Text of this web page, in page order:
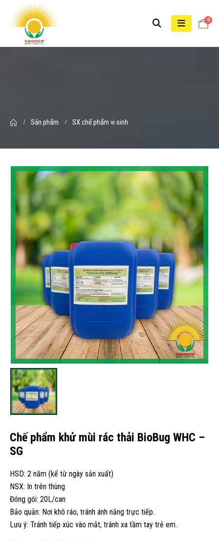
0
Sản phẩm SX chế phẩm vi sinh
Chế phẩm khử mùi rác thải BioBug WHC –
SG
HSD: 2 năm (kể từ ngày sản xuất)
NSX: In trên thùng
Đóng gói: 20L/can
Bảo quản: Nơi khô ráo, tránh ánh nắng trực tiếp.
Lưu ý: Tránh tiếp xúc vào mắt, tránh xa tầm tay trẻ em.